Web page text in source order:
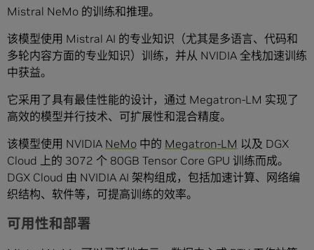
Mistral NeMo 的训练和推理。
该模型使用 Mistral AI 的专业知识（尤其是多语言、代码和
多轮内容方面的专业知识）训练，并从 NVIDIA 全栈加速训练
中获益。
它采用了具有最佳性能的设计，通过 Megatron-LM 实现了
高效的模型并行技术、可扩展性和混合精度。
该模型使用 NVIDIA NeMo 中的 Megatron-LM 以及 DGX
Cloud 上的 3072 个 80GB Tensor Core GPU 训练而成。
DGX Cloud 由 NVIDIA AI 架构组成，包括加速计算、网络编
织结构、软件等，可提高训练的效率。
可用性和部署